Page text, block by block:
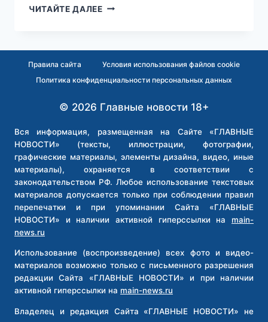
ЧИТАЙТЕ ДАЛЕЕ«ПРИСТУП
ПОЛУЧИЛ
ГОД
ЗА
НА
СИЛОВИКОВ
И
РУССКУЮ
ОБЩИНУ
Правила сайта
Условия использования файлов cookie
Политика конфиденциальности персональных данных
© 2026 Главные новости 18+
Вся информация, размещенная на Сайте «ГЛАВНЫЕ
НОВОСТИ» (тексты, иллюстрации, фотографии,
графические материалы, элементы дизайна, видео, иные
материалы), охраняется в соответствии с
законодательством РФ. Любое использование текстовых
материалов допускается только при соблюдении правил
перепечатки и при упоминании Сайта «ГЛАВНЫЕ
НОВОСТИ» и наличии активной гиперссылки на main-
news.ru
Использование (воспроизведение) всех фото и видео-
материалов возможно только с письменного разрешения
редакции Сайта «ГЛАВНЫЕ НОВОСТИ» и при наличии
активной гиперссылки на main-news.ru
Владелец и редакция Сайта «ГЛАВНЫЕ НОВОСТИ» не